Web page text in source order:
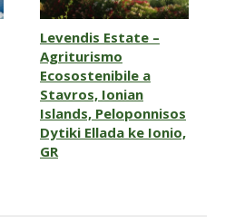
Levendis Estate –
Agriturismo
Ecosostenibile a
Stavros, Ionian
Islands, Peloponnisos
Dytiki Ellada ke Ionio,
GR